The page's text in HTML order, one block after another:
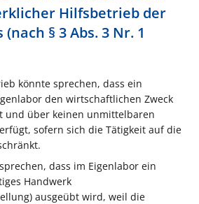
Hilfsbetrieb der
§ 3 Abs. 3 Nr. 1
könnte sprechen, dass ein
den wirtschaftlichen Zweck
und über keinen unmittelbaren
sofern sich die Tätigkeit auf die
dass im Eigenlabor ein
Handwerk
ausgeübt wird, weil die